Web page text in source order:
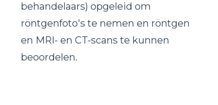
behandelaars) opgeleid om
röntgenfoto's te nemen en röntgen
en MRI- en CT-scans te kunnen
beoordelen.